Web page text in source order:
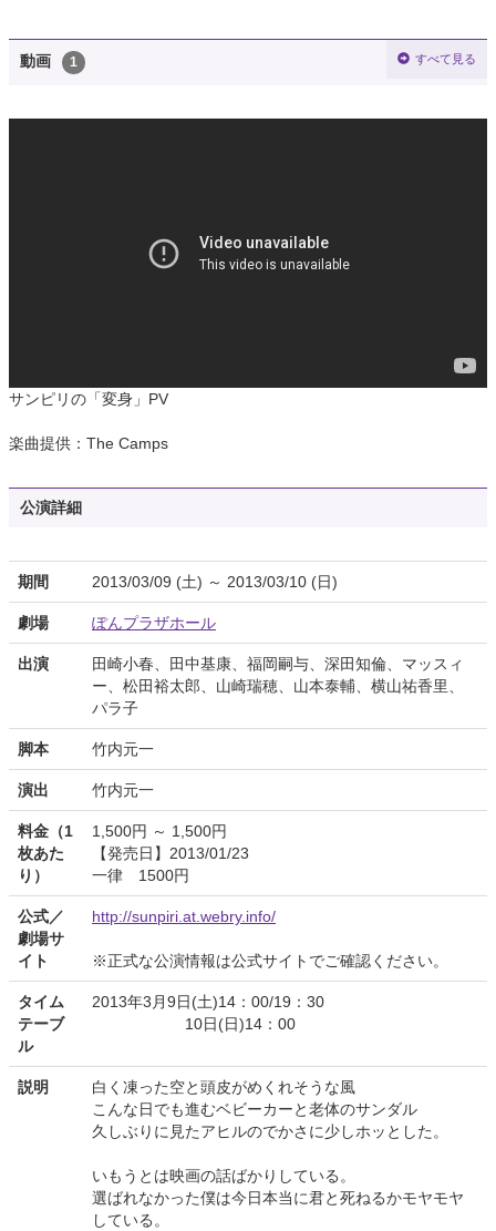
動画 1 すべて見る
サンピリの「変身」PV
楽曲提供：The Camps
公演詳細
期間 2013/03/09 (土) ～ 2013/03/10 (日)
劇場 ぽんプラザホール
出演
田崎小春、田中基康、福岡嗣与、深田知倫、マッスィ
ー、松田裕太郎、山崎瑞穂、山本泰輔、横山祐香里、
パラ子
脚本 竹内元一
演出 竹内元一
料金（1
枚あた
り）
1,500円 ～ 1,500円
【発売日】2013/01/23
一律 1500円
公式／
劇場サ
イト
http://sunpiri.at.webry.info/
※正式な公演情報は公式サイトでご確認ください。
タイム
テーブ
ル
2013年3月9日(土)14：00/19：30
10日(日)14：00
説明
白く凍った空と頭皮がめくれそうな風
こんな日でも進むベビーカーと老体のサンダル
久しぶりに見たアヒルのでかさに少しホッとした。
いもうとは映画の話ばかりしている。
選ばれなかった僕は今日本当に君と死ねるかモヤモヤ
している。